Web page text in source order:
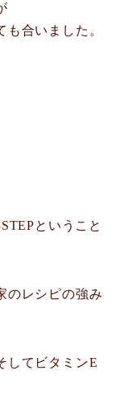
も合いました。
ということ
のレシピの強み
してビタミンE